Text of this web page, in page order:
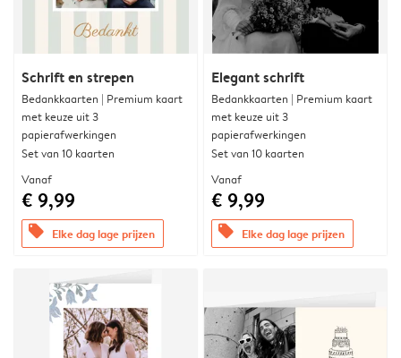
Schrift en strepen
Bedankkaarten | Premium kaart
met keuze uit 3
papierafwerkingen
Set van 10 kaarten
Vanaf
€ 9,99
offers Elke dag lage prijzen
Elegant schrift
Bedankkaarten | Premium kaart
met keuze uit 3
papierafwerkingen
Set van 10 kaarten
Vanaf
€ 9,99
offers Elke dag lage prijzen